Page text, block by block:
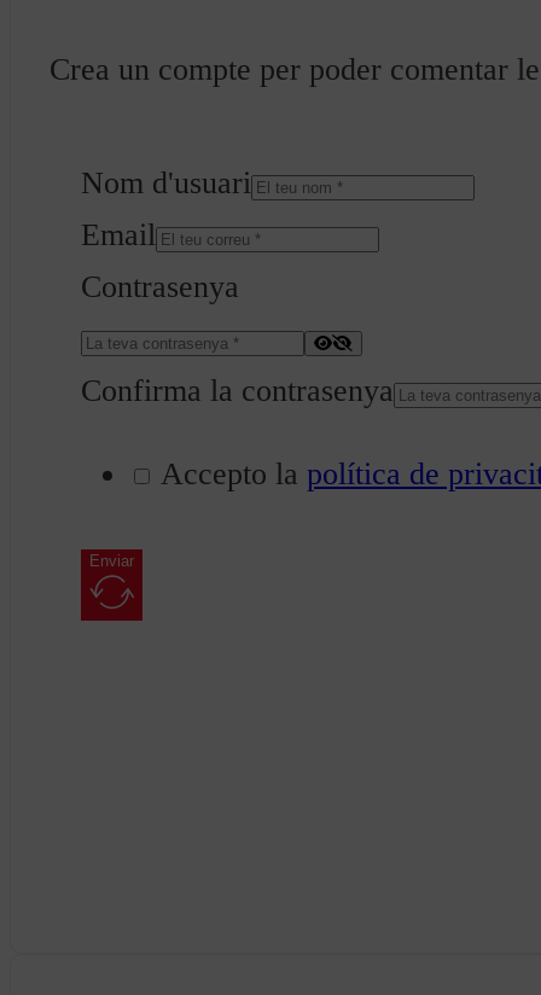
Crea un compte per poder comentar
Nom d'usuari
Email
Contrasenya
Confirma la contrasenya
Accepto la política de
Enviar